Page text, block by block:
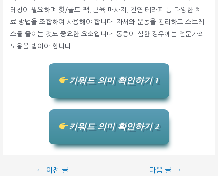
레칭이 필요하며 핫/콜드 팩, 근육 마사지, 천연 테라피 등 다양한 치
료 방법을 조합하여 사용해야 합니다. 자세와 운동을 관리하고 스트레
스를 줄이는 것도 중요한 요소입니다. 통증이 심한 경우에는 전문가의
도움을 받아야 합니다.
키워드 의미 확인하기 1
키워드 의미 확인하기 2
←이전 글 다음 글→